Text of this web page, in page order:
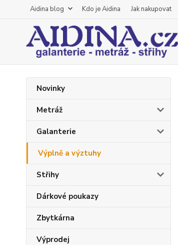
Aidina blog Kdo je Aidina Jak nakupovat
Novinky
Metráž
Galanterie
Výplně a výztuhy
Střihy
Dárkové poukazy
Zbytkárna
Výprodej